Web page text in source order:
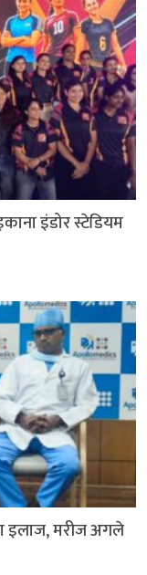
इंडोर स्टेडियम
इलाज, मरीज अगले